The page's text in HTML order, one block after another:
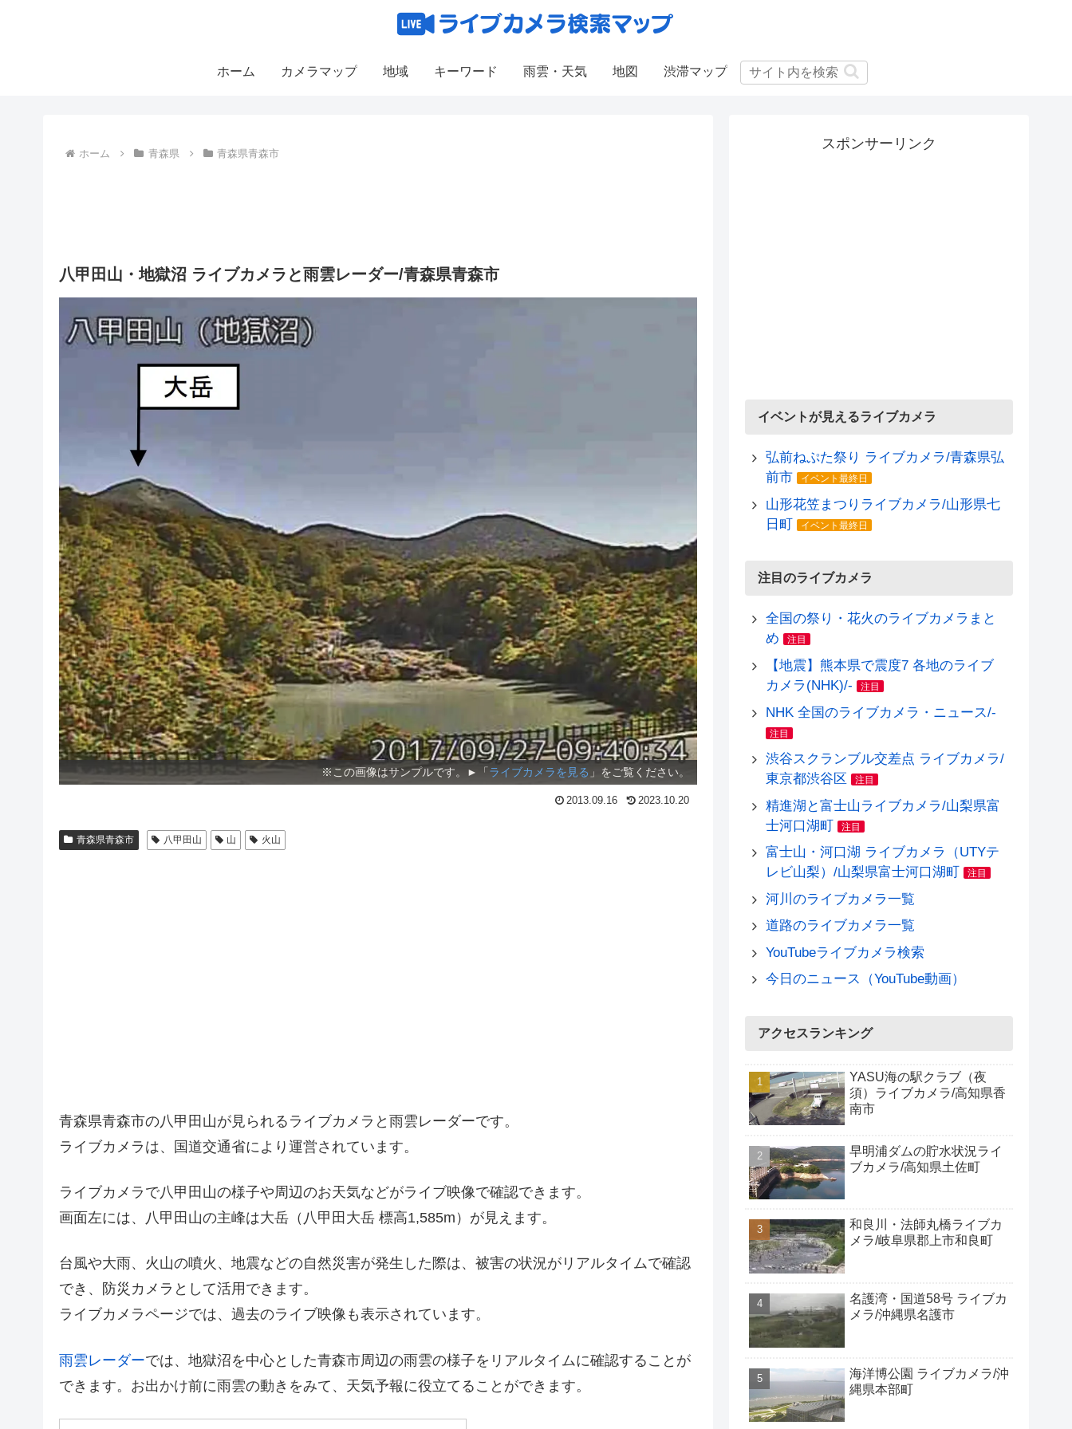
ホーム カメラマップ 地域 キーワード 雨雲・天気 地図 渋滞マップ
ホーム 青森県 青森県青森市
八甲田山・地獄沼 ライブカメラと雨雲レーダー/青森県青森市
※この画像はサンプルです。►「 ライブカメラを見る 」をご覧ください。
2013.09.16 2023.10.20
青森県青森市 八甲田山 山 火山
青森県青森市の八甲田山が見られるライブカメラと雨雲レーダーです。
ライブカメラは、国道交通省により運営されています。
ライブカメラで八甲田山の様子や周辺のお天気などがライブ映像で確認できます。
画面左には、八甲田山の主峰は大岳（八甲田大岳 標高1,585m）が見えます。
台風や大雨、火山の噴火、地震などの自然災害が発生した際は、被害の状況がリアルタイムで確認
でき、防災カメラとして活用できます。
ライブカメラページでは、過去のライブ映像も表示されています。
雨雲レーダーでは、地獄沼を中心とした青森市周辺の雨雲の様子をリアルタイムに確認することが
できます。お出かけ前に雨雲の動きをみて、天気予報に役立てることができます。
スポンサーリンク
イベントが見えるライブカメラ
弘前ねぷた祭り ライブカメラ/青森県弘
前市
イベント最終日
山形花笠まつりライブカメラ/山形県七
日町
イベント最終日
注目のライブカメラ
全国の祭り・花火のライブカメラまと
め
注目
【地震】熊本県で震度7 各地のライブ
カメラ(NHK)/-
注目
NHK 全国のライブカメラ・ニュース/-
注目
渋谷スクランブル交差点 ライブカメラ/
東京都渋谷区
注目
精進湖と富士山ライブカメラ/山梨県富
士河口湖町
注目
富士山・河口湖 ライブカメラ（UTYテ
レビ山梨）/山梨県富士河口湖町
注目
河川のライブカメラ一覧
道路のライブカメラ一覧
YouTubeライブカメラ検索
今日のニュース（YouTube動画）
アクセスランキング
YASU海の駅クラブ（夜
須）ライブカメラ/高知県香
南市
早明浦ダムの貯水状況ライ
ブカメラ/高知県土佐町
和良川・法師丸橋ライブカ
メラ/岐阜県郡上市和良町
名護湾・国道58号 ライブカ
メラ/沖縄県名護市
海洋博公園 ライブカメラ/沖
縄県本部町